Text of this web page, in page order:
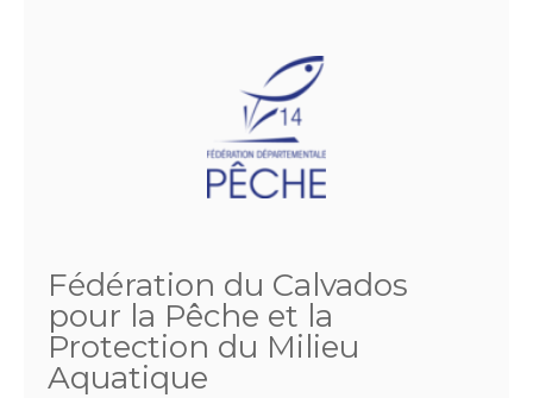
Fédération du Calvados
pour la Pêche et la
Protection du Milieu
Aquatique